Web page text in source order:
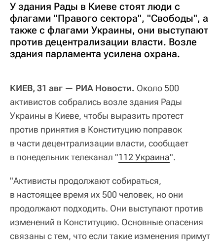
У здания Рады в Киеве стоят люди с
флагами "Правого сектора", "Свободы", а
также с флагами Украины, они выступают
против децентрализации власти. Возле
здания парламента усилена охрана.
КИЕВ, 31 авг — РИА Новости. Около 500
активистов собрались возле здания Рады
Украины в Киеве, чтобы выразить протест
против принятия в Конституцию поправок
в части децентрализации власти, сообщает
в понедельник телеканал "112 Украина".
"Активисты продолжают собираться,
в настоящее время их 500 человек, но они
продолжают подходить. Они выступают против
изменений в Конституцию. Основные опасения
связаны с тем, что если такие изменения примут